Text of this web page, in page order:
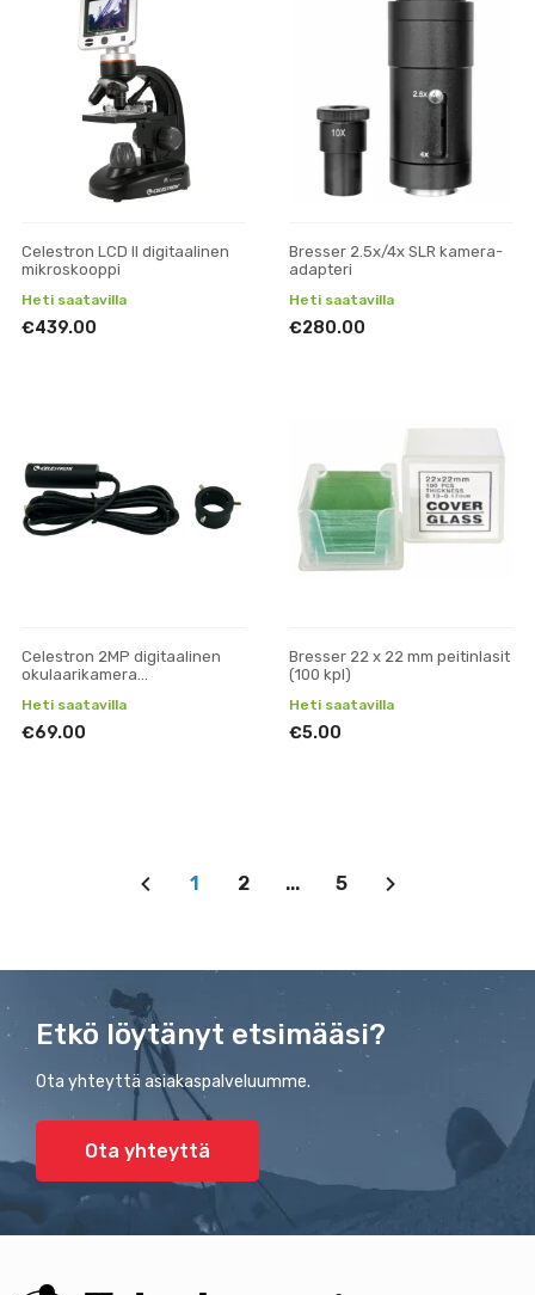
Celestron LCD II digitaalinen
mikroskooppi
Heti saatavilla
€439.00
Bresser 2.5x/4x SLR kamera-
adapteri
Heti saatavilla
€280.00
Celestron 2MP digitaalinen
okulaarikamera
Heti saatavilla
€69.00
Bresser 22 x 22 mm peitinlasit
(100 kpl)
Heti saatavilla
€5.00
1 2 ... 5
Etkö löytänyt etsimääsi?
Ota yhteyttä asiakaspalveluumme.
Ota yhteyttä